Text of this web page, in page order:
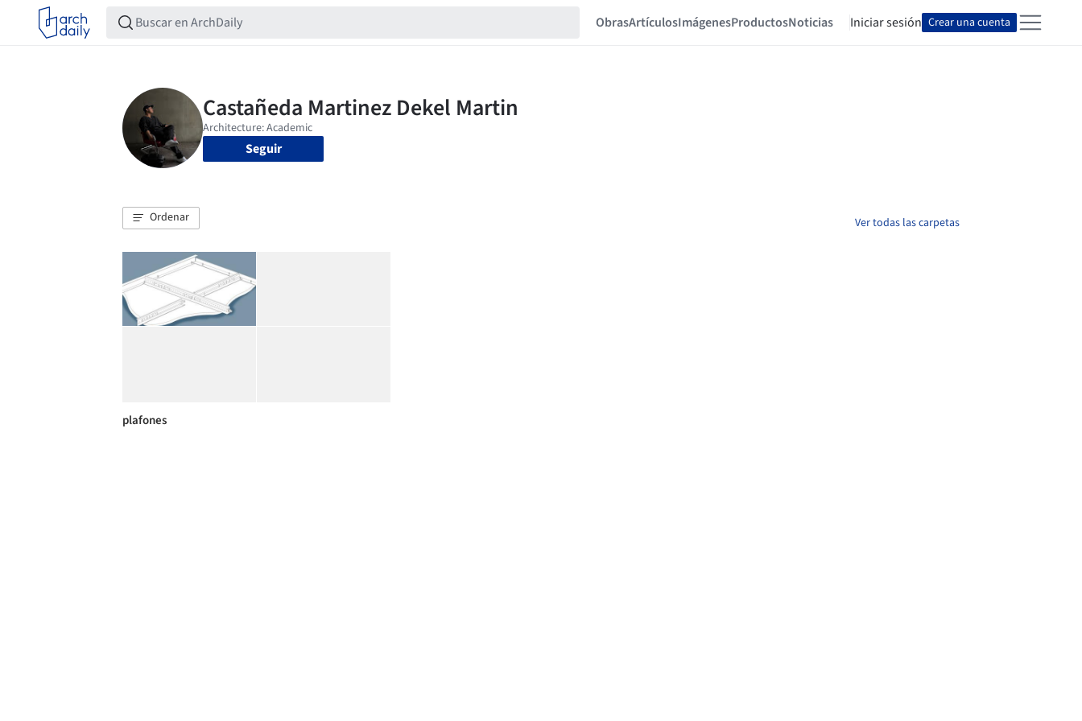
ObrasArtículosImágenesProductosNoticias Iniciar sesión Crear una cuenta
Seguir
Ordenar Ver todas las carpetas
plafones